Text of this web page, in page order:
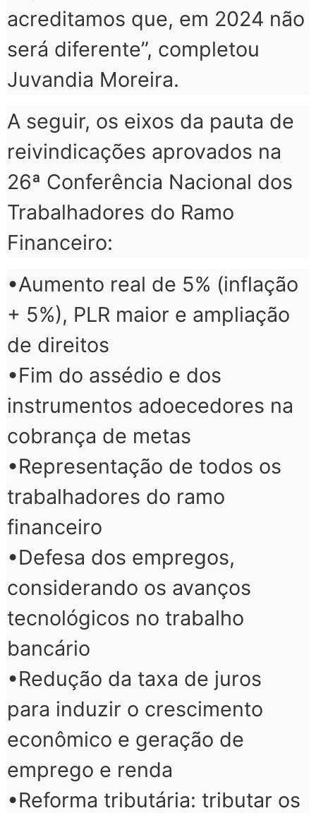
acreditamos que, em 2024 não
será diferente”, completou
Juvandia Moreira.
A seguir, os eixos da pauta de
reivindicações aprovados na
26ª Conferência Nacional dos
Trabalhadores do Ramo
Financeiro:
•Aumento real de 5% (inflação
+ 5%), PLR maior e ampliação
de direitos
•Fim do assédio e dos
instrumentos adoecedores na
cobrança de metas
•Representação de todos os
trabalhadores do ramo
financeiro
•Defesa dos empregos,
considerando os avanços
tecnológicos no trabalho
bancário
•Redução da taxa de juros
para induzir o crescimento
econômico e geração de
emprego e renda
•Reforma tributária: tributar os